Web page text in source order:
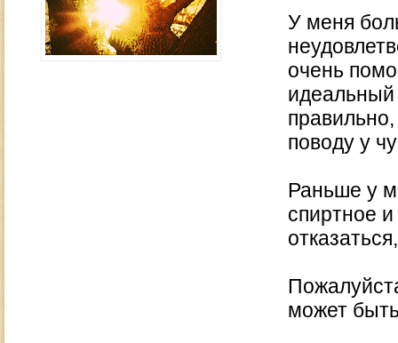
У меня
очень
идеальный
поводу у
Раньше у
спиртное
может